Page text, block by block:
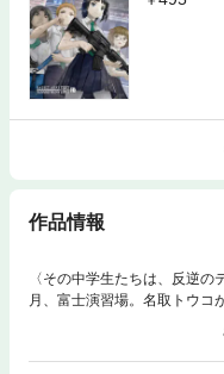
作品情報
〈その中学生たちは、反逆
月、富士演習場。名取トウコ
は、陸上自衛隊全面協力のも
日、担当教官の神谷公子は、
人でありロボット開発者の滝